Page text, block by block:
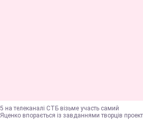
на телеканалі СТБ візьме участь самий
впорається із завданнями творців